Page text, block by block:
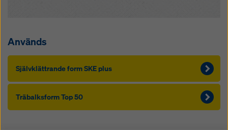
Används
Självklättrande form SKE plus
Träbalksform Top 50